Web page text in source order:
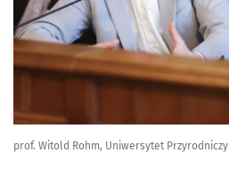
prof. Witold Rohm, Uniwersytet Przyrodniczy